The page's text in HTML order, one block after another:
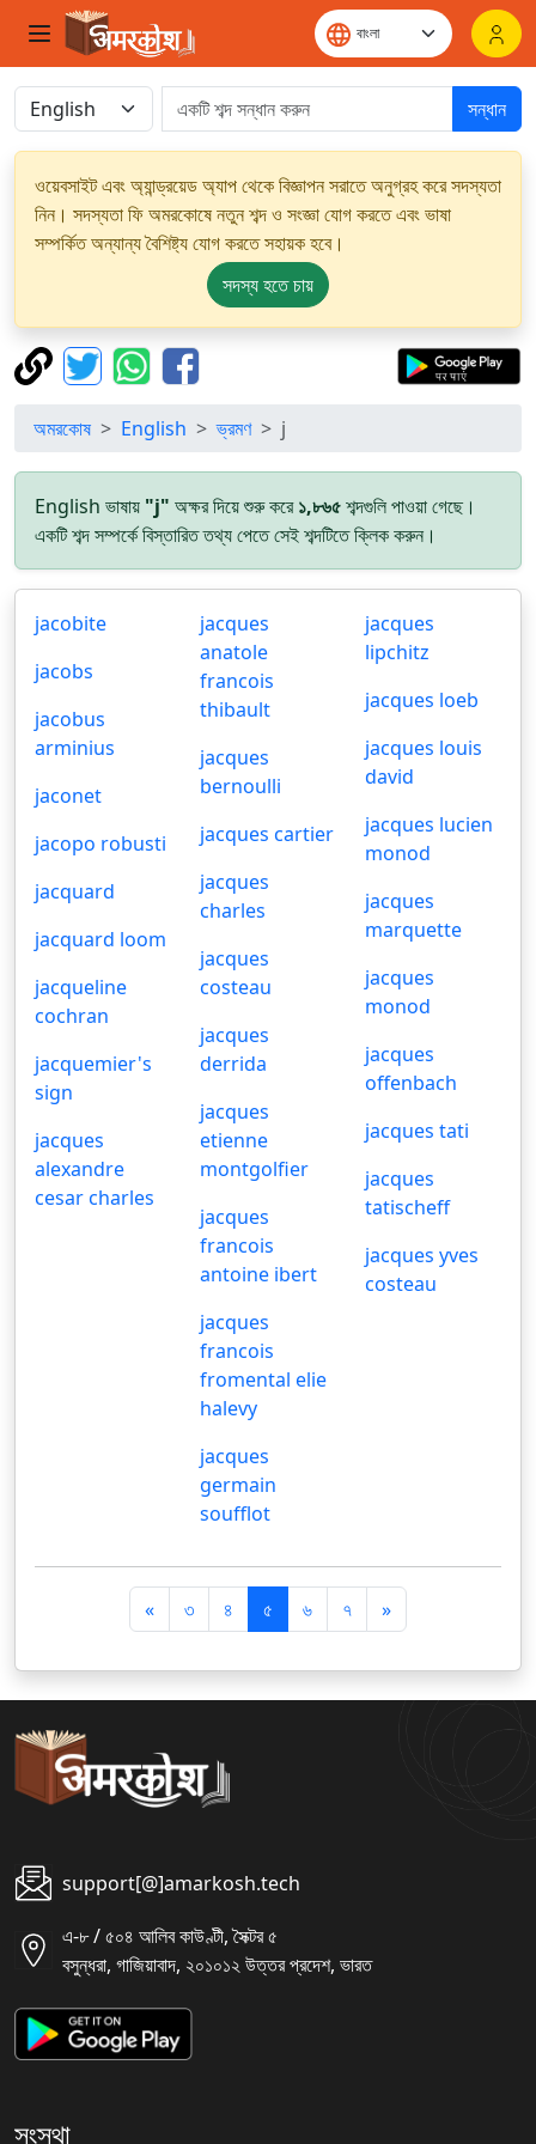
সন্ধান
ওয়েবসাইট এবং অ্যান্ড্রয়েড অ্যাপ থেকে বিজ্ঞাপন সরাতে অনুগ্রহ করে সদস্যতা
নিন। সদস্যতা ফি অমরকোষে নতুন শব্দ ও সংজ্ঞা যোগ করতে এবং ভাষা
সম্পর্কিত অন্যান্য বৈশিষ্ট্য যোগ করতে সহায়ক হবে।
সদস্য হতে চায়
অমরকোষ English ভ্রমণ j
English ভাষায় "j" অক্ষর দিয়ে শুরু করে১,৮৬৫শব্দগুলি পাওয়া গেছে।
একটি শব্দ সম্পর্কে বিস্তারিত তথ্য পেতে সেই শব্দটিতে ক্লিক করুন।
jacobite
jacobs
jacobus
arminius
jaconet
jacopo robusti
jacquard
jacquard loom
jacqueline
cochran
jacquemier's
sign
jacques
alexandre
cesar charles
jacques
anatole
francois
thibault
jacques
bernoulli
jacques cartier
jacques
charles
jacques
costeau
jacques
derrida
jacques
etienne
montgolfier
jacques
francois
antoine ibert
jacques
francois
fromental elie
halevy
jacques
germain
soufflot
jacques
lipchitz
jacques loeb
jacques louis
david
jacques lucien
monod
jacques
marquette
jacques
monod
jacques
offenbach
jacques tati
jacques
tatischeff
jacques yves
costeau
«पि
छ
ला
৩ ৪ ৫ ৬ ৭ »अ
ग
ला
support[@]amarkosh.tech
এ-৮ / ৫০৪ আলিব কাউণ্টী, সৈক্টর ৫
বসুন্ধরা, গাজিয়াবাদ, ২০১০১২ উত্তর প্রদেশ, ভারত
সংস্থা